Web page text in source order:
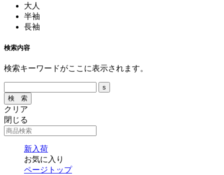
大人
半袖
長袖
検索内容
検索キーワードがここに表示されます。
クリア
閉じる
新入荷
お気に入り
ページトップ